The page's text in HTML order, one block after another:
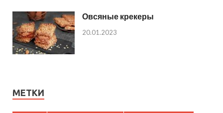
Овсяные крекеры
20.01.2023
МЕТКИ